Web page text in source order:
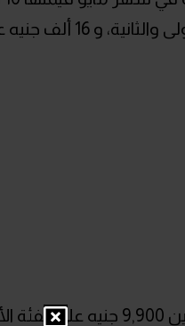
جاءت زيادات يونيو بقيمة 12 ألف جنيه